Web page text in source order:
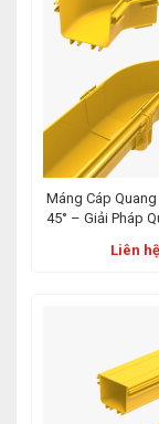
Máng Cáp
45° – Giải Pháp
Liên hệ